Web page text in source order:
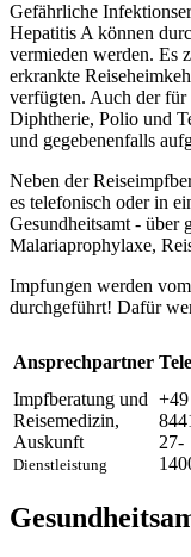
Gefährliche
Hepatitis A können
vermieden werden. Es
erkrankte
verfügten. Auch der für
Diphtherie, Polio und
und gegebenenfalls
Neben der
es telefonisch oder in
Gesundheitsamt - über
Malariaprophylaxe,
Impfungen werden
durchgeführt! Dafür
Ansprechpartner
Impfberatung und
Reisemedizin,
Auskunft
Dienstleistung
+49
27-